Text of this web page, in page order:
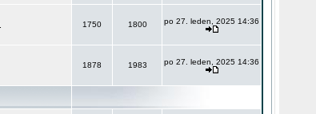
1750 1800 po 27. leden, 2025 14:36
1878 1983 po 27. leden, 2025 14:36